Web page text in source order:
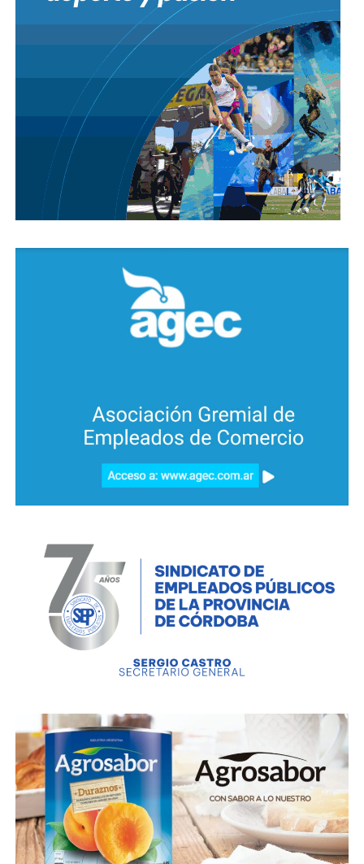
activa de casos compatible a Covid-19.
En el día de hoy los operativos de ampliación
diagnóstica se llevaron a cabo en Villa Parque
República, Villa Ávalos y Los Filtros. Durante esta
estrategia sanitaria se realizaron en total 372
estudios, de los cuales 87 corresponden a toma de
muestra con hisopados (PCR) a quienes tuvieron
contacto estrecho con casos positivos o presentaban
síntomas, y 285 test rápidos en el marco de un
muestreo poblacional en esas zonas. Las muestras
Laboratorio Central de la Provincia.
También aclararon desde el Ministerio de Salud de
Córdoba, que la Nación en su total de casos de Covid-
19 para la provincia de Córdoba, contabiliza un caso
más, que se trata de una persona con domicilio legal
tres casos de personas de otras provincias que
fueron diagnosticadas y asistidas en Córdoba hasta
su recuperación. Por ese motivo, hay una diferencia
de dos casos entre el total publicado por Nación y el
publicado por Córdoba.
casos positivos en la provincia indica que 252 son de
Córdoba capital, mientras que el resto son 56 de
Saldán, 13 de Villa Allende, después hay en Río
Cuarto 11, Villa María 10, Los Cedros 9, Villa Parque
Santa Ana 8, Villa Carlos Paz 8, La Cumbre 7, Villa
Nueva 7, Alta Gracia 7, La Playosa 6, Mendiolaza 6,
Brinkmann 4, Icho Cruz 4, Cosquín 3, San Francisco 3,
2, San Marcos Sierras 2, Bell Ville 2, Morrison 2,
Vicuña Mackena 2, Marull 2, San Marcos Sud 2, Corral
de Bustos 2, Colonia Italiana 2, Huinca Renancó 2,
Justiniano Posse 2, Villa General Belgrano 2, Arroyito
2, Villa Giardino 1, Río Ceballos 1, Tanti 1, Salsipuedes
1, Laboulaye 1, Monte Cristo 1, Arroyo Cabral 1 y Falda
del Carmen 1. Además hay 3 infectados de las
ciudades de Villa Mercedes en San Luis, Rafaela en